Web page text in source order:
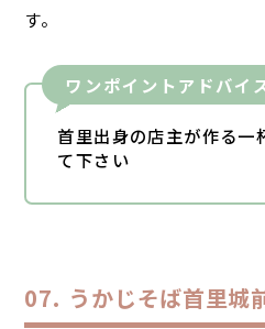
す。
ワンポイントアドバイ
首里出身の店主が作る一
て下さい
うかじそば首里城